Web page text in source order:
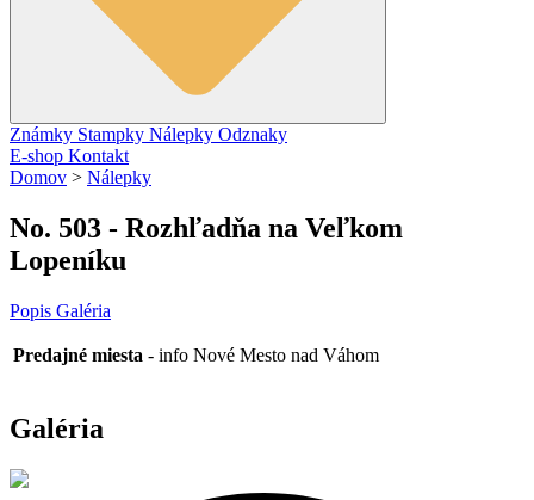
Známky Stampky Nálepky Odznaky
E-shop Kontakt
Domov > Nálepky
No. 503 - Rozhľadňa na Veľkom
Lopeníku
Popis Galéria
Predajné miesta - info Nové Mesto nad Váhom
Galéria